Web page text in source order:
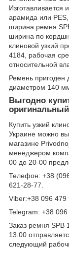
Изготавливается
арамида или
ширина ремня
ширина по
клиновой узкий
4184, рабочая
относительной
Ремень
диаметром 140
Выгодно
оригинальный
Купить узкий
Украине можно
магазине
менеджером
00 до 20-00
Телефон: +38
621-28-77.
Viber:+38 096 479
Telegram: +38 096
Заказ ремня
13.00
следующий